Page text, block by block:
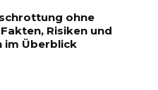
ohne
Risiken und
im Überblick